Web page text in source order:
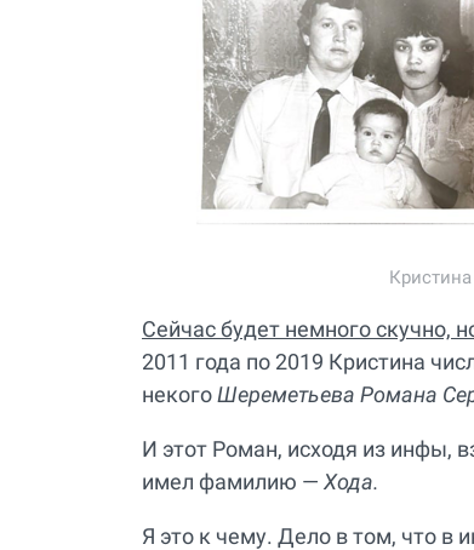
Сейчас будет немного скучно,
2011 года по 2019 Кристина
некогоШереметьева Романа
И этот Роман, исходя из инфы,
имел фамилию — Хода.
Я это к чему. Дело в том, что в